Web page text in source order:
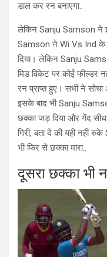
डाल कर रन बनाएगा..
लेकिन Sanju Samson ने
Samson ने Wi Vs Ind के
दिया। लेकिन Sanju
मिड विकेट पर कोई फील्डर
रन प्राप्त हुए। सभी ने
इसके बाद भी Sanju
छक्का जड़ दिया और गेंद
गिरी, बता दे की यही नहीं
भी फिर से छक्का मारा..
दूसरा छक्का भी